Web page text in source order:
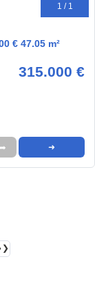
1 / 1
€ 47.05 m²
315.000 €
➦ ➜